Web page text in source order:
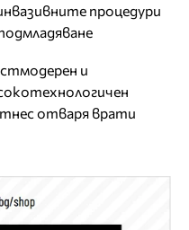
процедури
и
отваря врати